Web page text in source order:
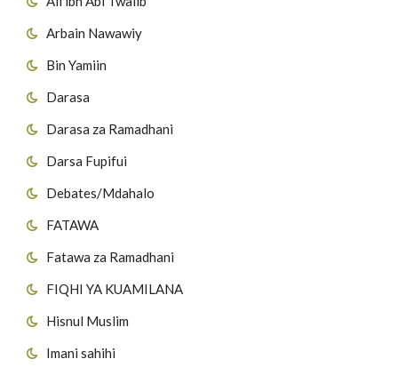
Arbain Nawawiy
Bin Yamiin
Darasa
Darasa za Ramadhani
Darsa Fupifui
Debates/Mdahalo
FATAWA
Fatawa za Ramadhani
FIQHI YA KUAMILANA
Hisnul Muslim
Imani sahihi